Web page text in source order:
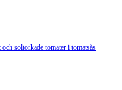
soltorkade tomater i tomatsås